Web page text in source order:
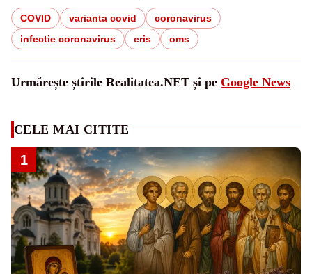
COVID varianta covid
coronavirus
infectie coronavirus
eris oms
Urmărește știrile Realitatea.NET și pe Google News
CELE MAI CITITE
1